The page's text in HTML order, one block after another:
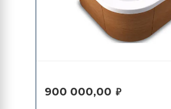
900 000,00 ₽